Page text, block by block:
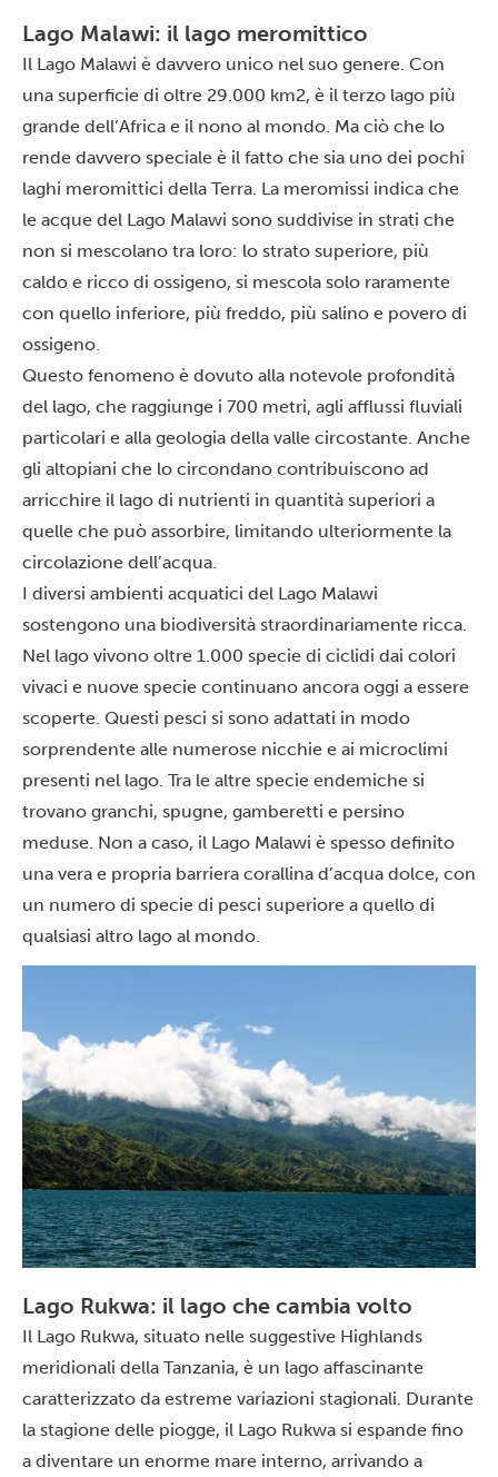
Lago Malawi: il lago meromittico
Il Lago Malawi è davvero unico nel suo genere. Con
una superficie di oltre 29.000 km2, è il terzo lago più
grande dell’Africa e il nono al mondo. Ma ciò che lo
rende davvero speciale è il fatto che sia uno dei pochi
laghi meromittici della Terra. La meromissi indica che
le acque del Lago Malawi sono suddivise in strati che
non si mescolano tra loro: lo strato superiore, più
caldo e ricco di ossigeno, si mescola solo raramente
con quello inferiore, più freddo, più salino e povero di
ossigeno.
Questo fenomeno è dovuto alla notevole profondità
del lago, che raggiunge i 700 metri, agli afflussi fluviali
particolari e alla geologia della valle circostante. Anche
gli altopiani che lo circondano contribuiscono ad
arricchire il lago di nutrienti in quantità superiori a
quelle che può assorbire, limitando ulteriormente la
circolazione dell’acqua.
I diversi ambienti acquatici del Lago Malawi
sostengono una biodiversità straordinariamente ricca.
Nel lago vivono oltre 1.000 specie di ciclidi dai colori
vivaci e nuove specie continuano ancora oggi a essere
scoperte. Questi pesci si sono adattati in modo
sorprendente alle numerose nicchie e ai microclimi
presenti nel lago. Tra le altre specie endemiche si
trovano granchi, spugne, gamberetti e persino
meduse. Non a caso, il Lago Malawi è spesso definito
una vera e propria barriera corallina d’acqua dolce, con
un numero di specie di pesci superiore a quello di
qualsiasi altro lago al mondo.
Lago Rukwa: il lago che cambia volto
Il Lago Rukwa, situato nelle suggestive Highlands
meridionali della Tanzania, è un lago affascinante
caratterizzato da estreme variazioni stagionali. Durante
la stagione delle piogge, il Lago Rukwa si espande fino
a diventare un enorme mare interno, arrivando a